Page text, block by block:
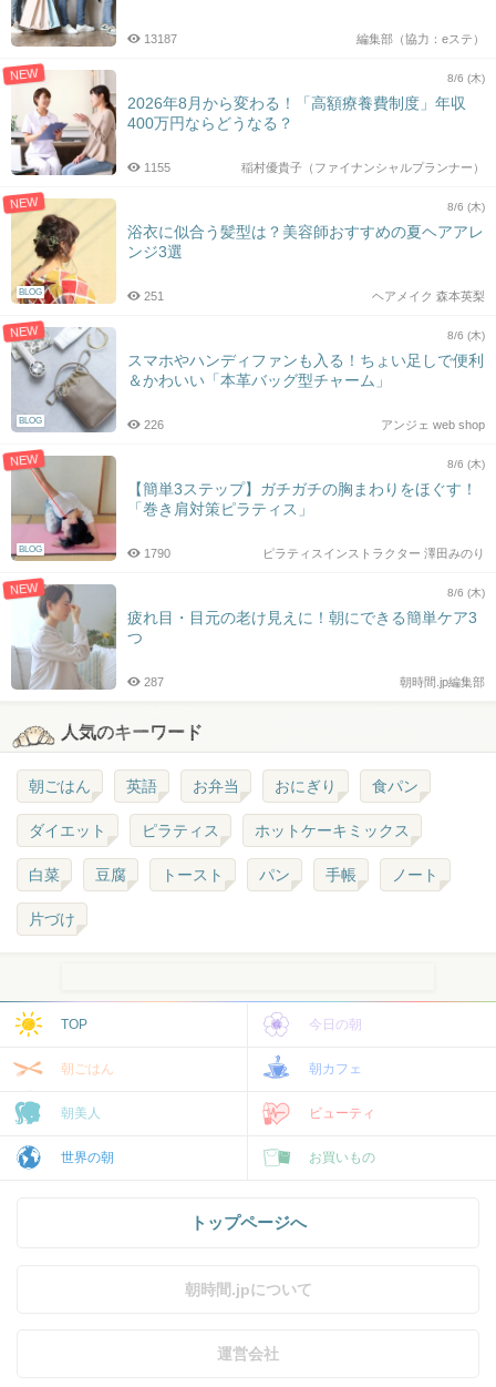
編集部（協力：eステ）
13187
NEW 8/6 (木)
2026年8月から変わる！「高額療養費制度」年収
400万円ならどうなる？
稲村優貴子（ファイナンシャルプランナー）
1155
NEW
BLOG
8/6 (木)
浴衣に似合う髪型は？美容師おすすめの夏ヘアアレ
ンジ3選
ヘアメイク 森本英梨
251
NEW
BLOG
8/6 (木)
スマホやハンディファンも入る！ちょい足しで便利
＆かわいい「本革バッグ型チャーム」
アンジェ web shop
226
NEW
BLOG
8/6 (木)
【簡単3ステップ】ガチガチの胸まわりをほぐす！
「巻き肩対策ピラティス」
ピラティスインストラクター 澤田みのり
1790
NEW 8/6 (木)
疲れ目・目元の老け見えに！朝にできる簡単ケア3
つ
朝時間.jp編集部
287
人気のキーワード
朝ごはん 英語 お弁当 おにぎり 食パン
ダイエット ピラティス ホットケーキミックス
白菜 豆腐 トースト パン 手帳 ノート
片づけ
TOP 今日の朝
朝ごはん 朝カフェ
朝美人 ビューティ
世界の朝 お買いもの
トップページへ
朝時間.jpについて
運営会社